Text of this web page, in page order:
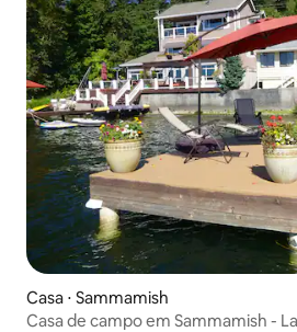
Casa ⋅ Sammamish
Casa de campo em Sammamish -